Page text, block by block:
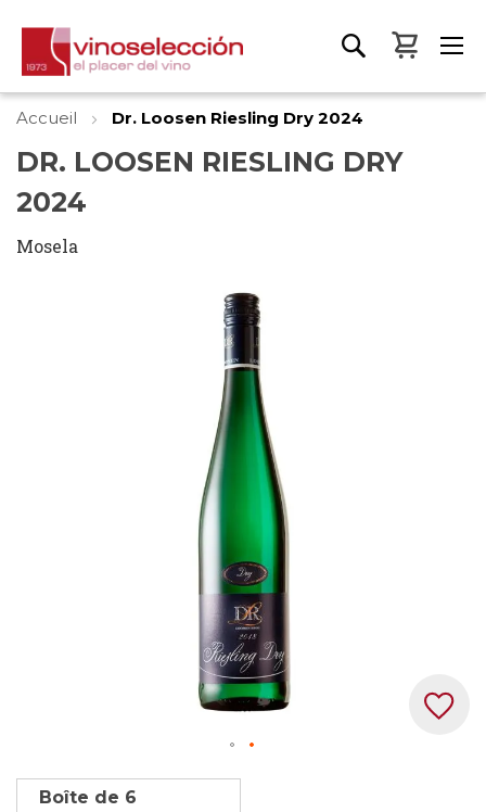
Mon
Accueil Dr. Loosen Riesling Dry 2024
DR. LOOSEN RIESLING DRY
2024
Mosela
Skip
Boîte de 6